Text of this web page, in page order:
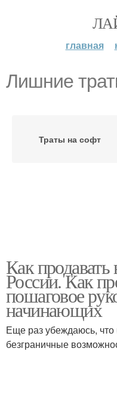
главная
Лишние
Траты на софт
Как
России. Как
пошаговое
начинающих
Еще раз убеждаюсь, что
безграничные